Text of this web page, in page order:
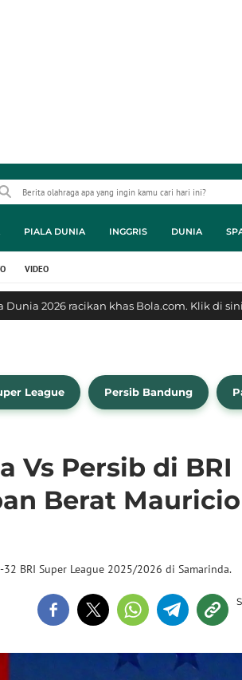
PIALA DUNIA INGGRIS DUNIA
VIDEO
2026 racikan khas Bola.com. Klik di
League Persib Bandung
Vs Persib di BRI
Berat Mauricio
BRI Super League 2025/2026 di Samarinda.